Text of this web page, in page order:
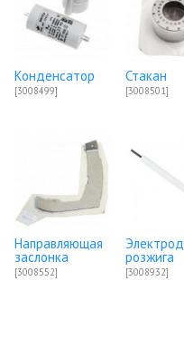
Конденсатор
[3008499]
Стакан
[3008501]
Направляющая
заслонка
[3008552]
Электрод
розжига
[3008932]